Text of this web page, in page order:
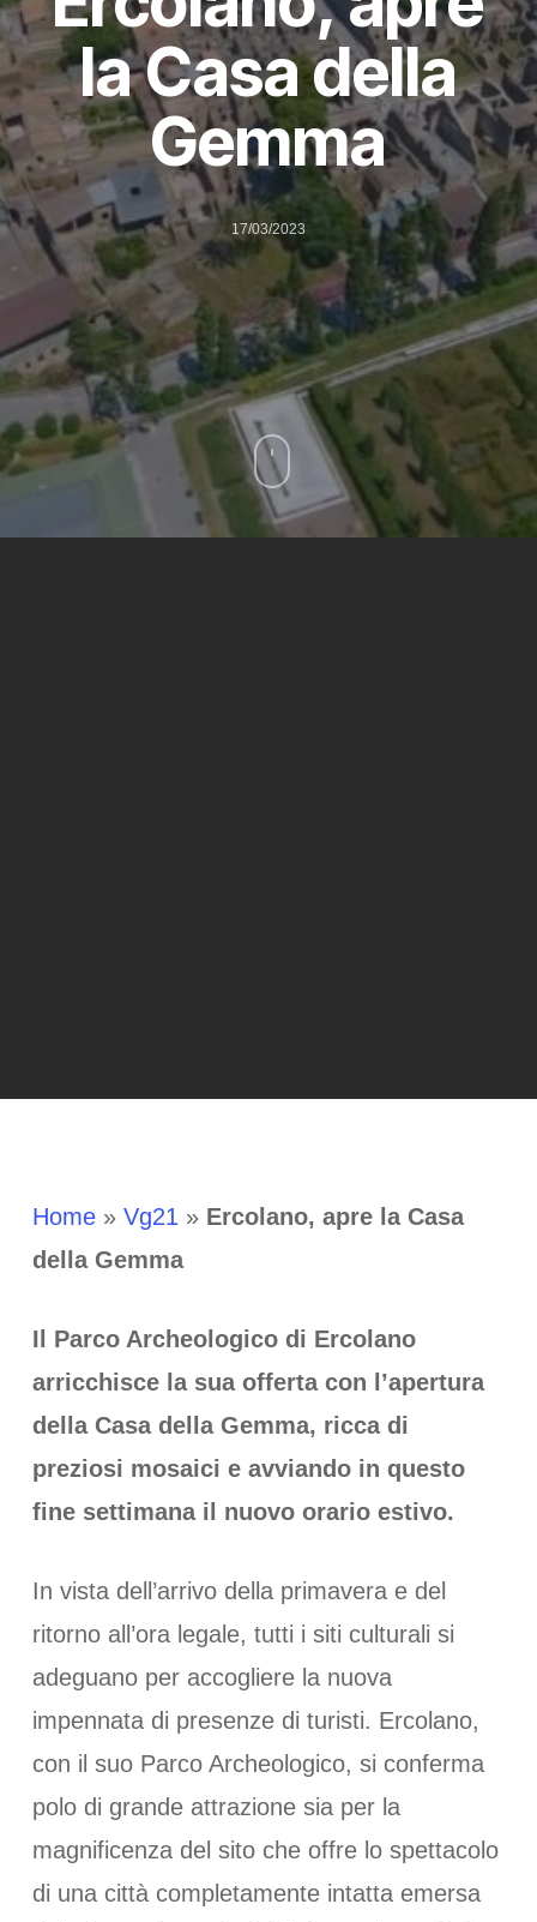
la Casa della
Gemma
17/03/2023
Home» Vg21 » Ercolano, apre la Casa
della Gemma
Il Parco Archeologico di Ercolano
arricchisce la sua offerta con l’apertura
della Casa della Gemma, ricca di
preziosi mosaici e avviando in questo
fine settimana il nuovo orario estivo.
In vista dell’arrivo della primavera e del
ritorno all’ora legale, tutti i siti culturali si
adeguano per accogliere la nuova
impennata di presenze di turisti. Ercolano,
con il suo Parco Archeologico, si conferma
polo di grande attrazione sia per la
magnificenza del sito che offre lo spettacolo
di una città completamente intatta emersa